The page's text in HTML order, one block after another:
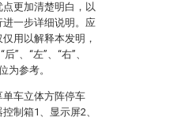
更加清楚明白，以
一步详细说明。应
用以解释本发明，
”、“左”、“右”、
为参考。
车立体方阵停车
制箱1、显示屏2、